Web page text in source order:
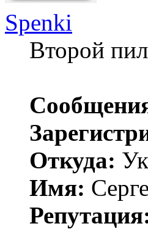
Spenki
Второй
Откуда:
Имя: